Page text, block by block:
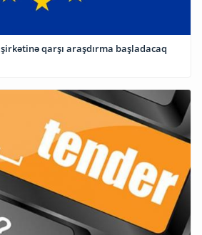
qarşı araşdırma başladacaq